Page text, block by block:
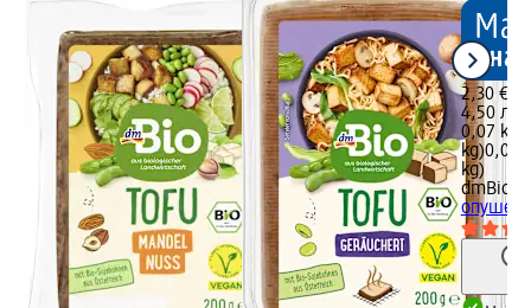
2,30 €
4,50 лв.
0,07 kg
kg)0,07
kg)
dmBio